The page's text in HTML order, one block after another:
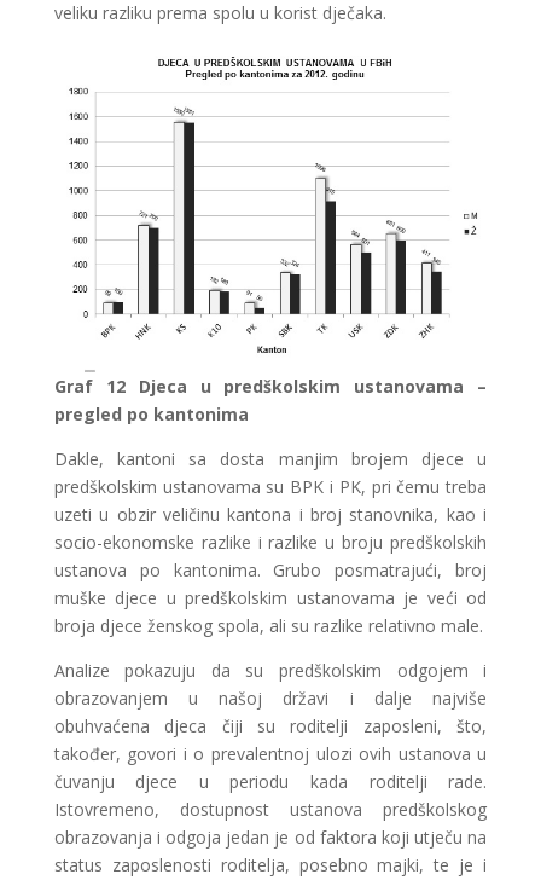
veliku razliku prema spolu u korist dječaka.
Graf 12 Djeca u predškolskim ustanovama –
pregled po kantonima
Dakle, kantoni sa dosta manjim brojem djece u
predškolskim ustanovama su BPK i PK, pri čemu treba
uzeti u obzir veličinu kantona i broj stanovnika, kao i
socio-ekonomske razlike i razlike u broju predškolskih
ustanova po kantonima. Grubo posmatrajući, broj
muške djece u predškolskim ustanovama je veći od
broja djece ženskog spola, ali su razlike relativno male.
Analize pokazuju da su predškolskim odgojem i
obrazovanjem u našoj državi i dalje najviše
obuhvaćena djeca čiji su roditelji zaposleni, što,
također, govori i o prevalentnoj ulozi ovih ustanova u
čuvanju djece u periodu kada roditelji rade.
Istovremeno, dostupnost ustanova predškolskog
obrazovanja i odgoja jedan je od faktora koji utječu na
status zaposlenosti roditelja, posebno majki, te je i